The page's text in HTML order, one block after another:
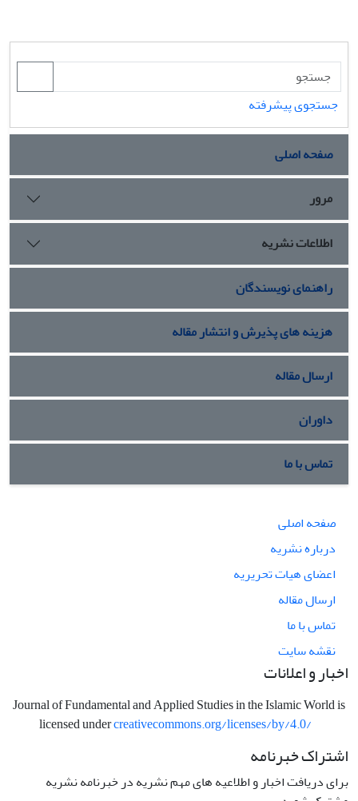
جستجوی پیشرفته
صفحه اصلی
مرور
اطلاعات نشریه
راهنمای نویسندگان
هزینه های پذیرش و انتشار مقاله
ارسال مقاله
داوران
تماس با ما
صفحه اصلی
درباره نشریه
اعضای هیات تحریریه
ارسال مقاله
تماس با ما
نقشه سایت
اخبار و اعلانات
Journal of Fundamental and Applied Studies in the Islamic World is
licensed undercreativecommons.org/licenses/by/4.0/
اشتراک خبرنامه
برای دریافت اخبار و اطلاعیه های مهم نشریه در خبرنامه نشریه